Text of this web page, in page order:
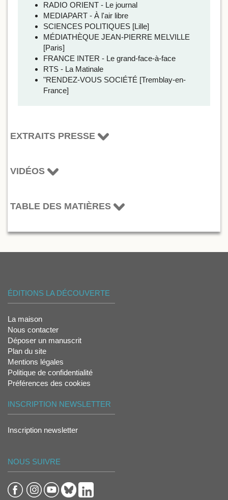
RADIO ORIENT - Le journal
MEDIAPART - À l'air libre
SCIENCES POLITIQUES [Lille]
MÉDIATHÈQUE JEAN-PIERRE MELVILLE
[Paris]
FRANCE INTER - Le grand-face-à-face
RTS - La Matinale
"RENDEZ-VOUS SOCIÉTÉ [Tremblay-en-
France]
EXTRAITS PRESSE
VIDÉOS
TABLE DES MATIÈRES
ÉDITIONS LA DÉCOUVERTE
La maison
Nous contacter
Déposer un manuscrit
Plan du site
Mentions légales
Politique de confidentialité
Préférences des cookies
INSCRIPTION NEWSLETTER
Inscription newsletter
NOUS SUIVRE